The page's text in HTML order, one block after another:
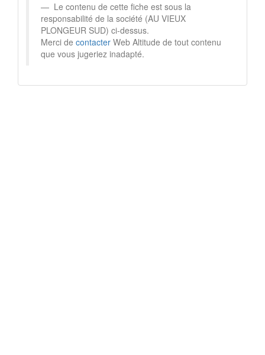
Le contenu de cette fiche est sous la
responsabilité de la société (AU VIEUX
PLONGEUR SUD) ci-dessus.
Merci de contacter Web Altitude de tout contenu
que vous jugeriez inadapté.